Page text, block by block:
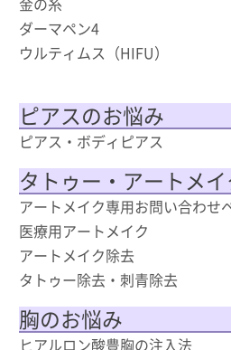
ダーマペン4
ウルティムス（HIFU）
ピアスのお悩み
ピアス・ボディピアス
タトゥー・アートメ
アートメイク専用お問い合わせ
医療用アートメイク
アートメイク除去
タトゥー除去・刺青除去
胸のお悩み
ヒアルロン酸豊胸の注入法